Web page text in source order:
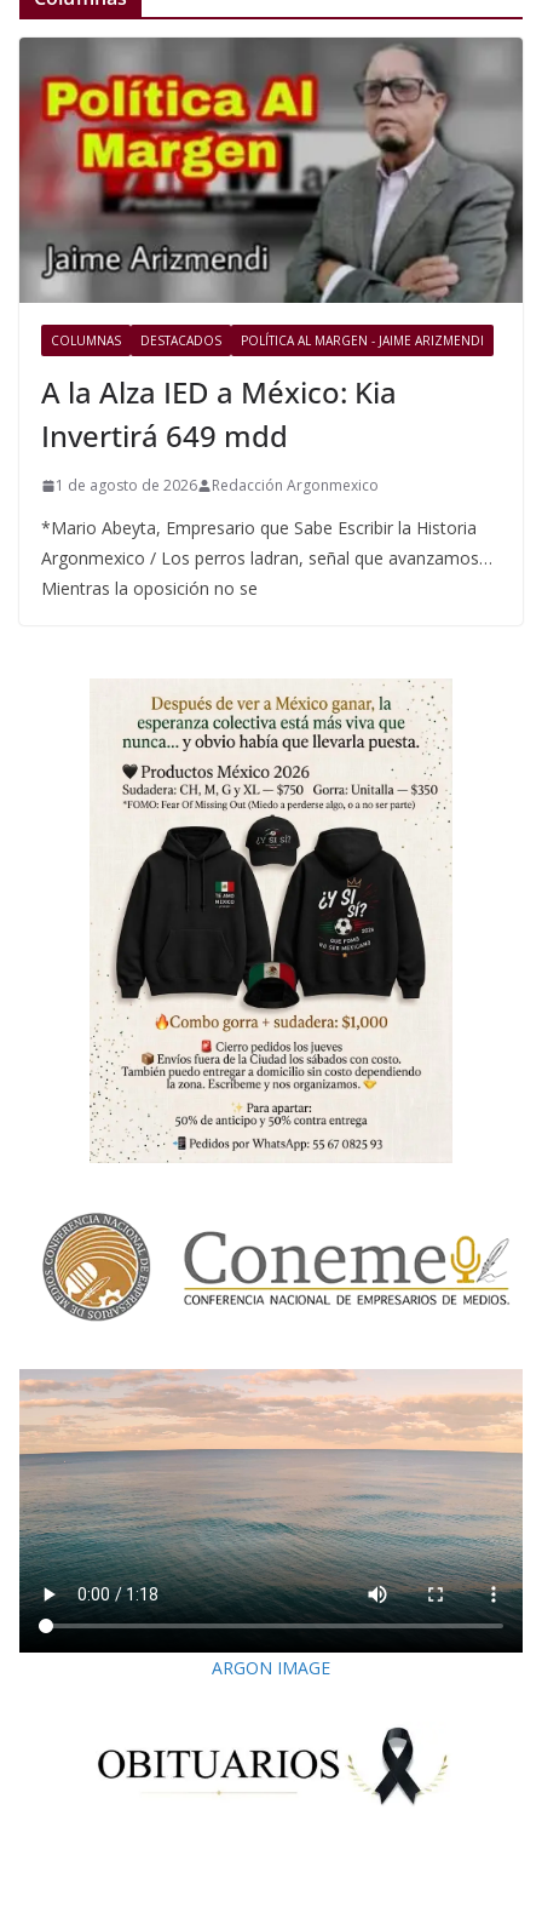
COLUMNAS DESTACADOS POLÍTICA AL MARGEN - JAIME ARIZMENDI
A la Alza IED a México: Kia
Invertirá 649 mdd
1 de agosto de 2026 Redacción Argonmexico
*Mario Abeyta, Empresario que Sabe Escribir la Historia
Argonmexico / Los perros ladran, señal que avanzamos…
Mientras la oposición no se
ARGON IMAGE